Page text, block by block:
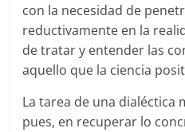
con la necesidad de
reductivamente en la
de tratar y entender las
aquello que la ciencia
La tarea de una dialéctica
pues, en recuperar lo